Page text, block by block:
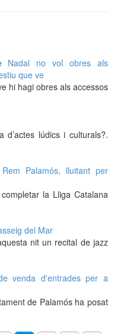
Nadal no vol obres als
que ve
hi hagi obres als accessos
d’actes lúdics i culturals?.
Palamós, lluitant per
la Lliga Catalana
del Mar
nit un recital de jazz
venda d'entrades per a
de Palamós ha posat